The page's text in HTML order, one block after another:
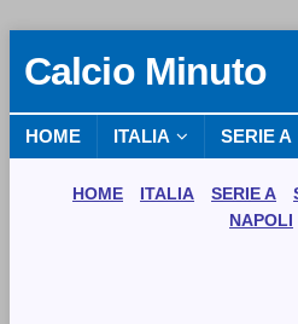
Calcio Minuto
HOME ITALIA SERIE A
HOME ITALIA SERIE A
NAPOLI